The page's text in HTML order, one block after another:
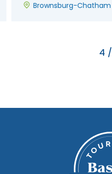
Brownsburg-Chatham
4 /